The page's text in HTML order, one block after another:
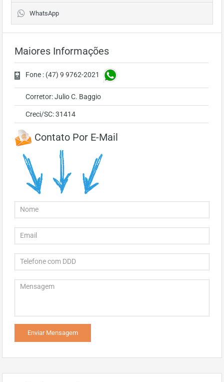
WhatsApp
Maiores Informações
Fone : (47) 9 9762-2021
Corretor: Julio C. Baggio
Creci/SC: 31414
Contato Por E-Mail